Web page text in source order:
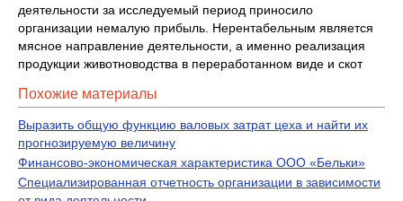
деятельности за исследуемый период приносило
организации немалую прибыль. Нерентабельным является
мясное направление деятельности, а именно реализация
продукции животноводства в переработанном виде и скот
Похожие материалы
Выразить общую функцию валовых затрат цеха и найти их
прогнозируемую величину
Финансово-экономическая характеристика ООО «Бельки»
Специализированная отчетность организации в зависимости